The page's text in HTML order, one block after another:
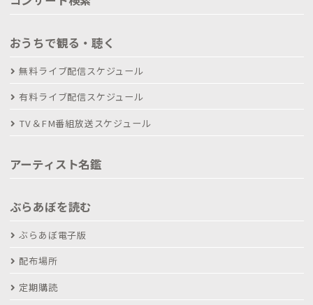
おうちで観る・聴く
無料ライブ配信スケジュール
有料ライブ配信スケジュール
TV＆FM番組放送スケジュール
アーティスト名鑑
ぶらあぼを読む
ぶらあぼ電子版
配布場所
定期購読